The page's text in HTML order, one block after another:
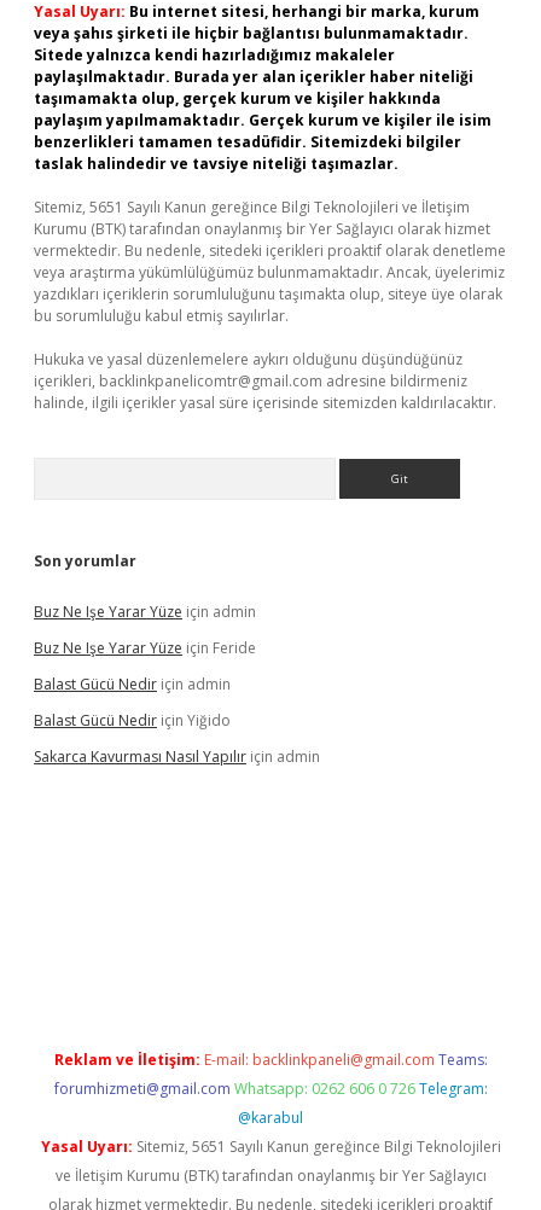
Yasal Uyarı: Bu internet sitesi, herhangi bir marka, kurum
veya şahıs şirketi ile hiçbir bağlantısı bulunmamaktadır.
Sitede yalnızca kendi hazırladığımız makaleler
paylaşılmaktadır. Burada yer alan içerikler haber niteliği
taşımamakta olup, gerçek kurum ve kişiler hakkında
paylaşım yapılmamaktadır. Gerçek kurum ve kişiler ile isim
benzerlikleri tamamen tesadüfidir. Sitemizdeki bilgiler
taslak halindedir ve tavsiye niteliği taşımazlar.
Sitemiz, 5651 Sayılı Kanun gereğince Bilgi Teknolojileri ve İletişim
Kurumu (BTK) tarafından onaylanmış bir Yer Sağlayıcı olarak hizmet
vermektedir. Bu nedenle, sitedeki içerikleri proaktif olarak denetleme
veya araştırma yükümlülüğümüz bulunmamaktadır. Ancak, üyelerimiz
yazdıkları içeriklerin sorumluluğunu taşımakta olup, siteye üye olarak
bu sorumluluğu kabul etmiş sayılırlar.
Hukuka ve yasal düzenlemelere aykırı olduğunu düşündüğünüz
içerikleri, backlinkpanelicomtr@gmail.com adresine bildirmeniz
halinde, ilgili içerikler yasal süre içerisinde sitemizden kaldırılacaktır.
Son yorumlar
Buz Ne Işe Yarar Yüze için admin
Buz Ne Işe Yarar Yüze için Feride
Balast Gücü Nedir için admin
Balast Gücü Nedir için Yiğido
Sakarca Kavurması Nasıl Yapılır için admin
Reklam ve İletişim: E-mail: backlinkpaneli@gmail.com Teams:
forumhizmeti@gmail.com Whatsapp: 0262 606 0 726 Telegram:
@karabul
Yasal Uyarı: Sitemiz, 5651 Sayılı Kanun gereğince Bilgi Teknolojileri
ve İletişim Kurumu (BTK) tarafından onaylanmış bir Yer Sağlayıcı
olarak hizmet vermektedir. Bu nedenle, sitedeki içerikleri proaktif